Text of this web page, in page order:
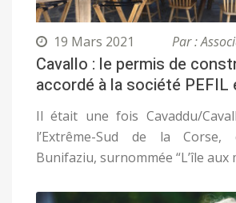
19 Mars 2021 Par :
Cavallo : le permis de
accordé à la société PEFIL
Il était une fois Cavaddu/
l’Extrême-Sud de la Corse,
Bunifaziu, surnommée “L’île aux